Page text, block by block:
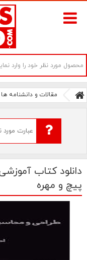
سامانه آنلاین فروش
مقالات و دانشنامه ها
دانلود کتاب
پیچ و مهره